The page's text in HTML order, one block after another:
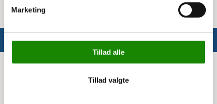
Marketing
Tillad alle
Tillad valgte